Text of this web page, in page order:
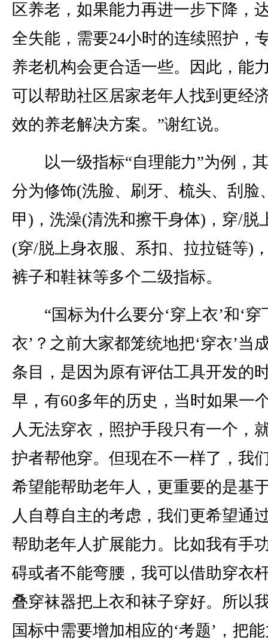
区养老，如果能力再进一步下降，
全失能，需要24小时的连续照护，
养老机构会更合适一些。因此，能
可以帮助社区居家老年人找到更经
效的养老解决方案。”谢红说。
以一级指标“自理能力”为例，
分为修饰(洗脸、刷牙、梳头、刮脸
甲)，洗澡(清洗和擦干身体)，穿/脱
(穿/脱上身衣服、系扣、拉拉链等)
裤子和鞋袜等多个二级指标。
“国标为什么要分‘穿上衣’和‘穿
衣’？之前大家都笼统地把‘穿衣’当
条目，是因为原有评估工具开发的
早，有60多年的历史，当时如果一
人无法穿衣，照护手段只有一个，
护者帮他穿。但现在不一样了，我
希望能帮助老年人，更重要的是基
人自尊自主的考虑，我们更希望通
帮助老年人扩展能力。比如我有手
碍或者不能弯腰，我可以借助穿衣
叠穿袜器把上衣和袜子穿好。所以
国标中需要增加相应的‘考题’，把